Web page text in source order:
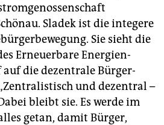
Sladek ist die integere
Sie sieht die
Erneuerbare Energien-
auf die dezentrale Bürger­
und dezentral –
bleibt sie. Es werde im
getan, damit Bürger,